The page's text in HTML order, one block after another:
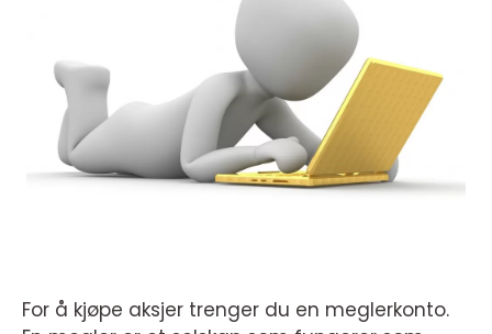
For å kjøpe aksjer trenger du en meglerkonto.